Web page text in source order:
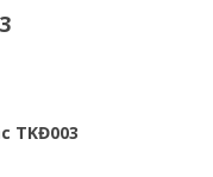
TKĐ003